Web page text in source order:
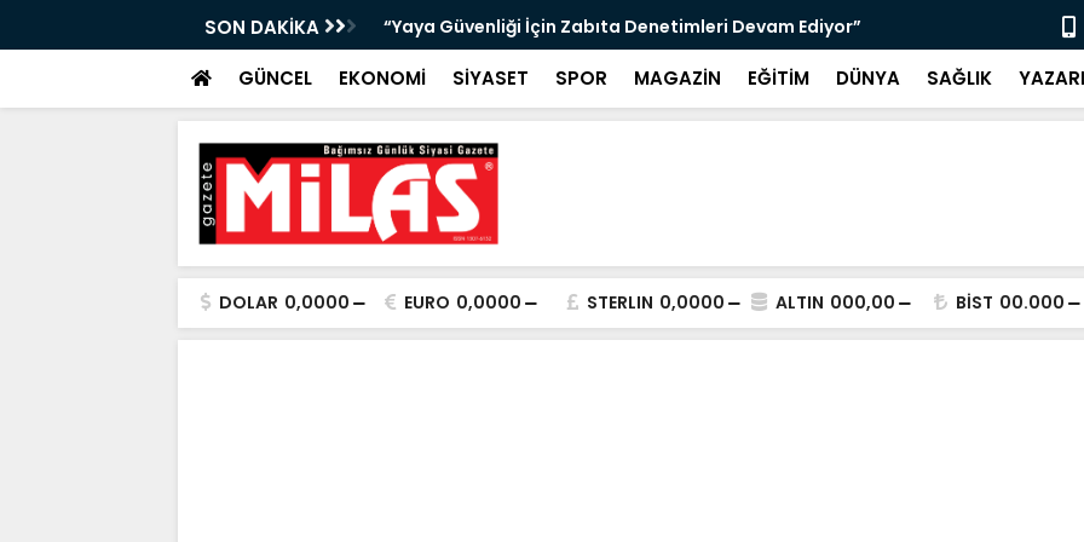
SON DAKİKA
Atıktan Hediyelik Ürünler” “Yaya Güvenliği İçin Zabıta Denetimleri Devam Ediyor” "Bir
GÜNCEL EKONOMİ SİYASET SPOR MAGAZİN EĞİTİM DÜNYA SAĞLIK
DOLAR 0,0000 EURO 0,0000 STERLIN 0,0000 ALTIN 000,00 BİST 00.000